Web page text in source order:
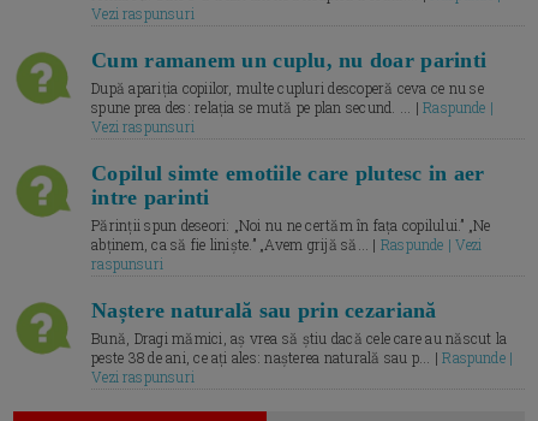
Vezi raspunsuri
Cum ramanem un cuplu, nu doar parinti
După apariția copiilor, multe cupluri descoperă ceva ce nu se
spune prea des: relația se mută pe plan secund. ... |Raspunde |
Vezi raspunsuri
Copilul simte emotiile care plutesc in aer
intre parinti
Părinții spun deseori: „Noi nu ne certăm în fața copilului.” „Ne
abținem, ca să fie liniște.” „Avem grijă să... | Raspunde | Vezi
raspunsuri
Naștere naturală sau prin cezariană
Bună, Dragi mămici, aș vrea să știu dacă cele care au născut la
peste 38 de ani, ce ați ales: nașterea naturală sau p... |Raspunde |
Vezi raspunsuri